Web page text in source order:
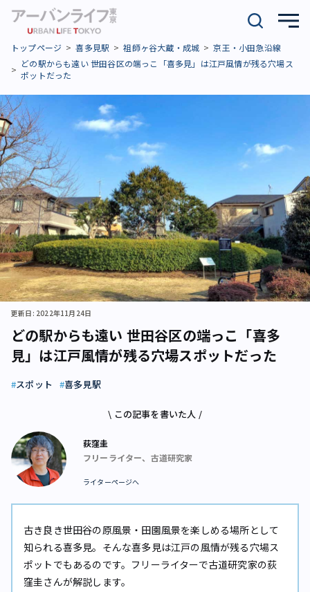
トップページ 喜多見駅 祖師ヶ谷大蔵・成城
京王・小田急沿線
どの駅からも遠い 世田谷区の端っこ「喜多見」は江戸風情が残る穴場ス
ポットだった
どの駅からも遠い 世田谷区の端っこ「喜多
見」は江戸風情が残る穴場スポットだった
更新日: 2022年11月24日
スポット 喜多見駅
\ この記事を書いた人 /
荻窪圭
フリーライター、古道研究家
ライターページへ
古き良き世田谷の原風景・田園風景を楽しめる場所として
知られる喜多見。そんな喜多見は江戸の風情が残る穴場ス
ポットでもあるのです。フリーライターで古道研究家の荻
窪圭さんが解説します。